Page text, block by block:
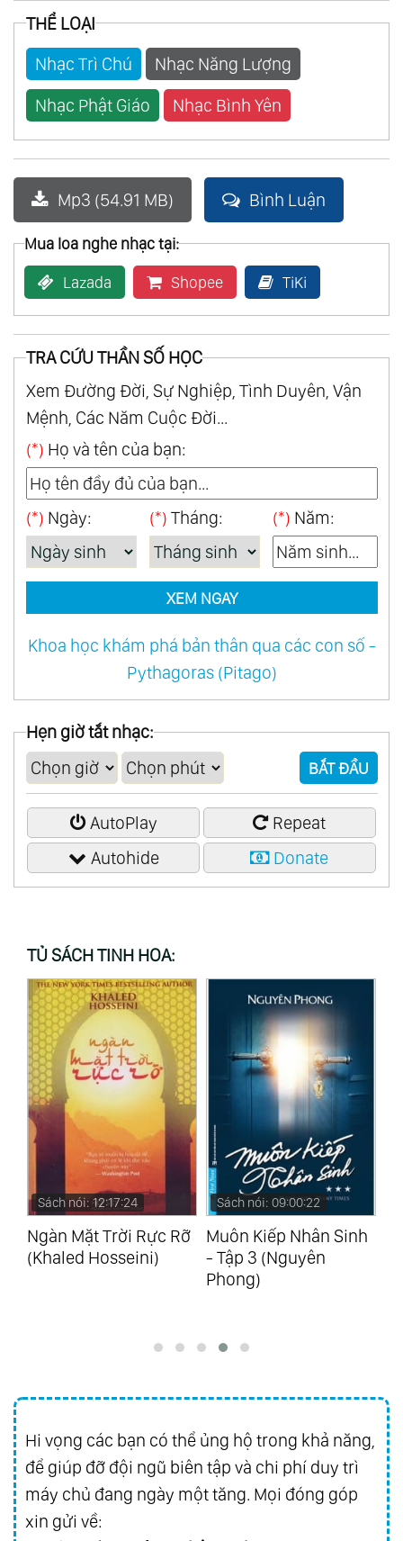
THỂ LOẠI
Nhạc Trì Chú
Nhạc Năng Lượng
Nhạc Phật Giáo
Nhạc Bình Yên
Mp3 (54.91 MB) Bình Luận
Mua loa nghe nhạc tại:
Lazada Shopee TiKi
TRA CỨU THẦN SỐ HỌC
Xem Đường Đời, Sự Nghiệp, Tình Duyên, Vận
Mệnh, Các Năm Cuộc Đời...
(*) Họ và tên của bạn:
(*) Ngày: (*) Tháng: (*) Năm:
XEM NGAY
Khoa học khám phá bản thân qua các con số -
Pythagoras (Pitago)
Hẹn giờ tắt nhạc:
BẮT ĐẦU
AutoPlay
Repeat
Autohide
Donate
TỦ SÁCH TINH HOA:
Rỡ
Sách nói: 09:00:22
Muôn Kiếp Nhân Sinh
- Tập 3 (Nguyên
Sách nói: 17:55:02
Bí Mật Của Những Bí
Mật - Tập 1: Bài Nói
Bí Mật Của Hoa
Hi vọng các bạn có thể ủng hộ trong khả năng,
để giúp đỡ đội ngũ biên tập và chi phí duy trì
máy chủ đang ngày một tăng. Mọi đóng góp
xin gửi về: